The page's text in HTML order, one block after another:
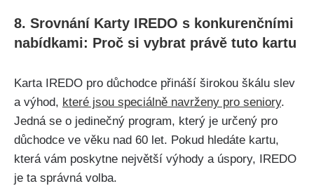
8. Srovnání Karty IREDO s konkurenčními
nabídkami: Proč si vybrat právě tuto kartu
Karta IREDO pro důchodce přináší širokou škálu slev
a výhod, které jsou speciálně navrženy pro seniory.
Jedná se o jedinečný program, který je určený pro
důchodce ve věku nad 60 let. Pokud hledáte kartu,
která vám poskytne největší výhody a úspory, IREDO
je ta správná volba.